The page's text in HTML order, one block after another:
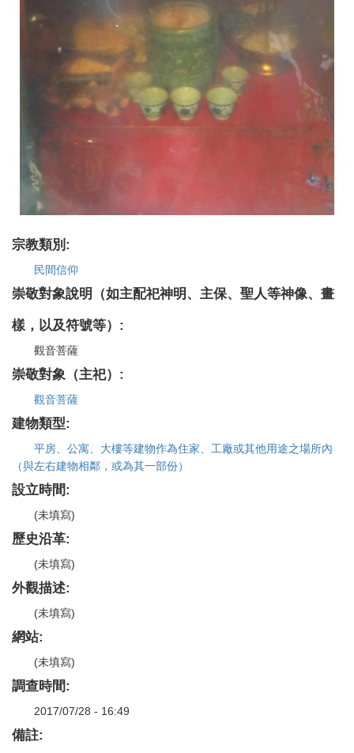
宗教類別:
民間信仰
崇敬對象說明（如主配祀神明、主保、聖人等神像、畫
樣，以及符號等）:
觀音菩薩
崇敬對象（主祀）:
觀音菩薩
建物類型:
平房、公寓、大樓等建物作為住家、工廠或其他用途之場所內
（與左右建物相鄰，或為其一部份）
設立時間:
(未填寫)
歷史沿革:
(未填寫)
外觀描述:
(未填寫)
網站:
(未填寫)
調查時間:
2017/07/28 - 16:49
備註: